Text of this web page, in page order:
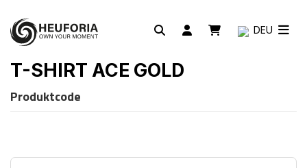
DEU
T-SHIRT ACE GOLD
Produktcode